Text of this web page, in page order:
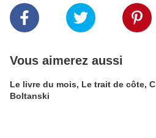
Vous aimerez aussi
Le livre du mois, Le trait de côte, C
Boltanski